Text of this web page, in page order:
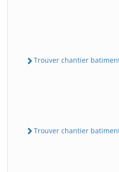
Trouver chantier
Trouver chantier batiment